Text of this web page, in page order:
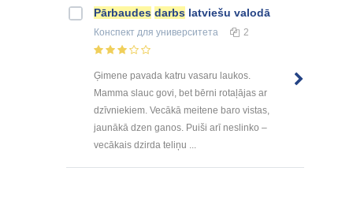
Pārbaudes darbs latviešu valodā
Конспект для университета 2
Ģimene pavada katru vasaru laukos.
Mamma slauc govi, bet bērni rotaļājas ar
dzīvniekiem. Vecākā meitene baro vistas,
jaunākā dzen ganos. Puiši arī neslinko –
vecākais dzirda teliņu ...